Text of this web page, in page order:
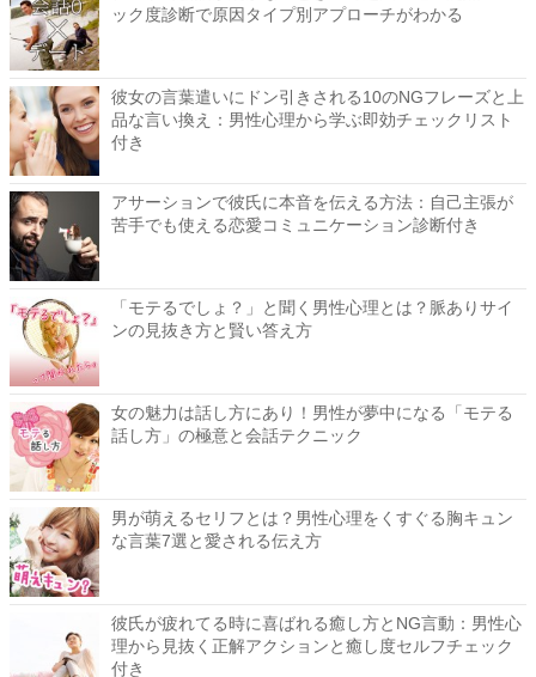
ック度診断で原因タイプ別アプローチがわかる
彼女の言葉遣いにドン引きされる10のNGフレーズと上
品な言い換え：男性心理から学ぶ即効チェックリスト
付き
アサーションで彼氏に本音を伝える方法：自己主張が
苦手でも使える恋愛コミュニケーション診断付き
「モテるでしょ？」と聞く男性心理とは？脈ありサイ
ンの見抜き方と賢い答え方
女の魅力は話し方にあり！男性が夢中になる「モテる
話し方」の極意と会話テクニック
男が萌えるセリフとは？男性心理をくすぐる胸キュン
な言葉7選と愛される伝え方
彼氏が疲れてる時に喜ばれる癒し方とNG言動：男性心
理から見抜く正解アクションと癒し度セルフチェック
付き